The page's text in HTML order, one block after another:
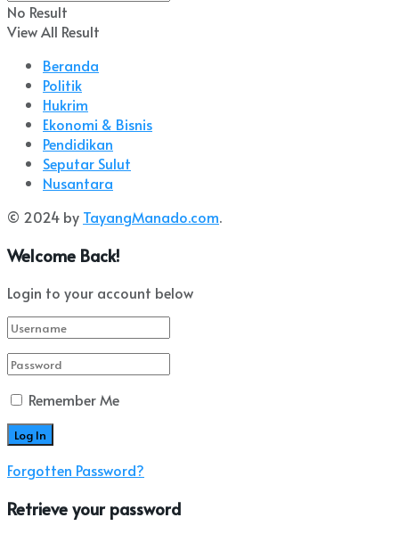
No Result
View All Result
Beranda
Politik
Hukrim
Ekonomi & Bisnis
Pendidikan
Seputar Sulut
Nusantara
© 2024 by TayangManado.com.
Welcome Back!
Login to your account below
Remember Me
Forgotten Password?
Retrieve your password